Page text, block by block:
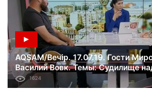
AQŞAM/Вечір. 17.07.19. Гости
Василий Вовк. Темы: Судилище
моряками; Сенат США осудил
призвал ее освободить узников.
1624